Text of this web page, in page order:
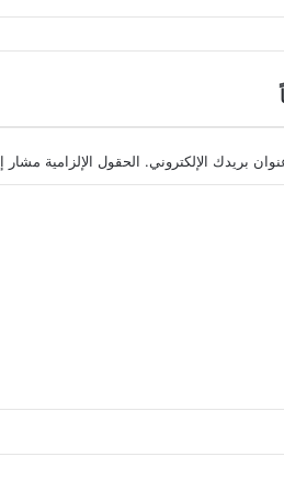
بريدك الإلكتروني. الحقول الإلزامية مشار